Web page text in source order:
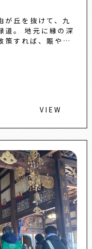
が丘を抜けて、九
縁の深
策すれば、賑やか
VIEW